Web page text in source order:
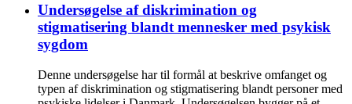
Undersøgelse af diskrimination og
stigmatisering blandt mennesker med psykisk
sygdom
Denne undersøgelse har til formål at beskrive omfanget og
typen af diskrimination og stigmatisering blandt personer med